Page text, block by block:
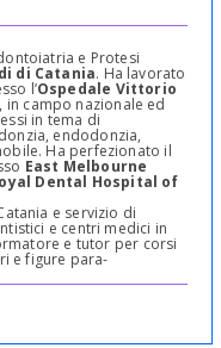
e Protesi
di Catania. Ha lavorato
l’Ospedale Vittorio
in campo nazionale ed
in tema di
endodonzia,
Ha perfezionato il
East Melbourne
Dental Hospital of
e servizio di
e centri medici in
e tutor per corsi
e figure para-